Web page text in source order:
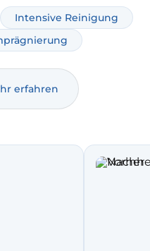
lassen möchten,
schonend und
oder empfindliche
Intensive Reinigung
erfahren